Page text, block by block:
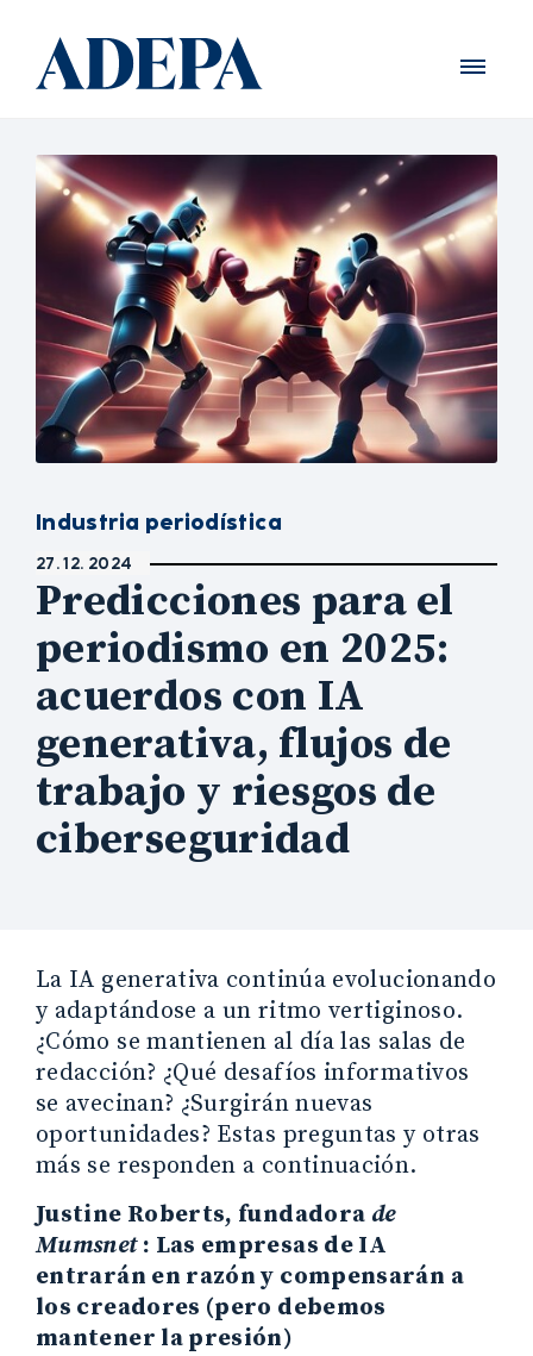
Industria periodística
27. 12. 2024
Predicciones para el
periodismo en 2025:
acuerdos con IA
generativa, flujos de
trabajo y riesgos de
ciberseguridad
La IA generativa continúa evolucionando
y adaptándose a un ritmo vertiginoso.
¿Cómo se mantienen al día las salas de
redacción? ¿Qué desafíos informativos
se avecinan? ¿Surgirán nuevas
oportunidades? Estas preguntas y otras
más se responden a continuación.
Justine Roberts, fundadora de
Mumsnet: Las empresas de IA
entrarán en razón y compensarán a
los creadores (pero debemos
mantener la presión)